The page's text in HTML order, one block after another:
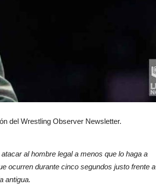
del Wrestling Observer Newsletter.
al hombre legal a menos que lo haga a
ocurren durante cinco segundos justo frente a
antigua.